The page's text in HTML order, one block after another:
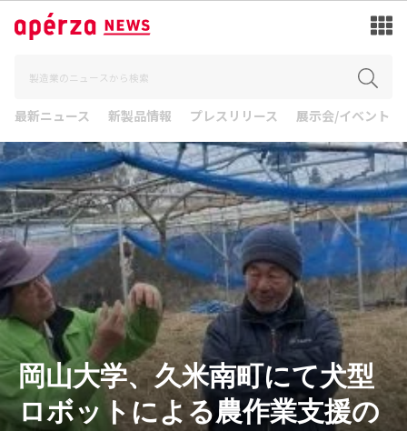
最新ニュース 新製品情報 プレスリリース 展示会/イベント
岡山大学、久米南町にて犬型
ロボットによる農作業支援の